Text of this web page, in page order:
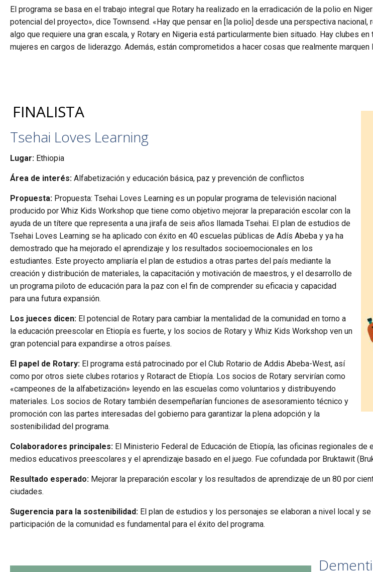
El programa se basa en el trabajo integral que Rotary ha realizado en la erradicación de la polio en
potencial del proyecto», dice Townsend. «Hay que pensar en [la polio] desde una perspectiva
algo que requiere una gran escala, y Rotary en Nigeria está particularmente bien situado. Hay clubes
mujeres en cargos de liderazgo. Además, están comprometidos a hacer cosas que realmente marquen
FINALISTA
Tsehai Loves Learning
Lugar: Ethiopia
Área de interés: Alfabetización y educación básica, paz y prevención de conflictos
Propuesta: Propuesta: Tsehai Loves Learning es un popular programa de televisión nacional
producido por Whiz Kids Workshop que tiene como objetivo mejorar la preparación escolar con la
ayuda de un títere que representa a una jirafa de seis años llamada Tsehai. El plan de estudios de
Tsehai Loves Learning se ha aplicado con éxito en 40 escuelas públicas de Adís Abeba y ya ha
demostrado que ha mejorado el aprendizaje y los resultados socioemocionales en los
estudiantes. Este proyecto ampliaría el plan de estudios a otras partes del país mediante la
creación y distribución de materiales, la capacitación y motivación de maestros, y el desarrollo de
un programa piloto de educación para la paz con el fin de comprender su eficacia y capacidad
para una futura expansión.
Los jueces dicen: El potencial de Rotary para cambiar la mentalidad de la comunidad en torno a
la educación preescolar en Etiopía es fuerte, y los socios de Rotary y Whiz Kids Workshop ven un
gran potencial para expandirse a otros países.
El papel de Rotary: El programa está patrocinado por el Club Rotario de Addis Abeba-West, así
como por otros siete clubes rotarios y Rotaract de Etiopía. Los socios de Rotary servirían como
«campeones de la alfabetización» leyendo en las escuelas como voluntarios y distribuyendo
materiales. Los socios de Rotary también desempeñarían funciones de asesoramiento técnico y
promoción con las partes interesadas del gobierno para garantizar la plena adopción y la
sostenibilidad del programa.
Colaboradores principales: El Ministerio Federal de Educación de Etiopía, las oficinas regionales
medios educativos preescolares y el aprendizaje basado en el juego. Fue cofundada por Bruktawit
Resultado esperado: Mejorar la preparación escolar y los resultados de aprendizaje de un 80 por
ciudades.
Sugerencia para la sostenibilidad: El plan de estudios y los personajes se elaboran a nivel local y
participación de la comunidad es fundamental para el éxito del programa.